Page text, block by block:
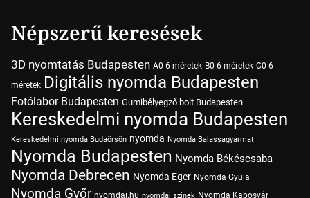
Népszerű keresések
3D nyomtatás Budapesten A0-6 méretek B0-6 méretek C0-6
méretek Digitális nyomda Budapesten
Fotólabor Budapesten Gumibélyegző bolt Budapesten
Kereskedelmi nyomda Budapesten
Kereskedelmi nyomda Budaörsön nyomda Nyomda Balassagyarmat
Nyomda Budapesten Nyomda Békéscsaba
Nyomda Debrecen Nyomda Eger Nyomda Gyula
Nyomda Győr nyomdai.hu nyomdai színek Nyomda Kaposvár